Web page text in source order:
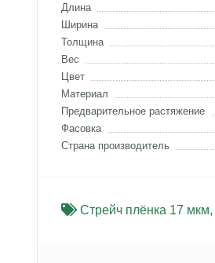
Длина
Ширина
Толщина
Вес
Цвет
Материал
Предварительное растяжение
Фасовка
Страна производитель
Стрейч плёнка 17 мкм,